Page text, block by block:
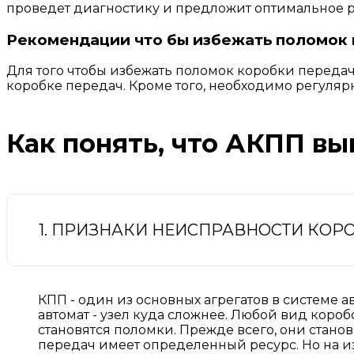
проведет диагностику и предложит
Рекомендации что бы избежать поломок
Для того чтобы избежать поломок коробки
коробке передач. Кроме того, необходимо
Как понять, что АКПП
1. ПРИЗНАКИ НЕИСПРАВНОСТИ
КПП - один из основных агрегатов в системе
автомат - узел куда сложнее. Любой вид
становятся поломки. Прежде всего, они
передач имеет определенный ресурс. Но на